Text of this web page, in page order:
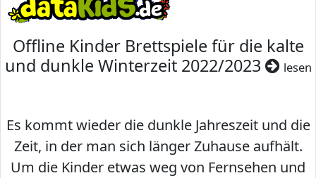
Offline Kinder Brettspiele für die kalte
und dunkle Winterzeit 2022/2023
lesen
Es kommt wieder die dunkle Jahreszeit und die
Zeit, in der man sich länger Zuhause aufhält.
Um die Kinder etwas weg von Fernsehen und